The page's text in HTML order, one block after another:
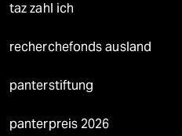
taz zahl ich
recherchefonds ausland
panterstiftung
panterpreis 2026